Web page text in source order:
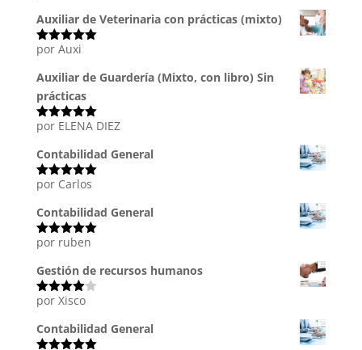
Auxiliar de Veterinaria con prácticas (mixto)
Valorado
por Auxi
Auxiliar de Guardería (Mixto, con libro) Sin
prácticas
Valorado
por ELENA DIEZ
Contabilidad General
Valorado
por Carlos
Contabilidad General
Valorado
por ruben
Gestión de recursos humanos
Valorado
5
por Xisco
Contabilidad General